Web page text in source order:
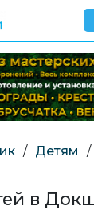
/ Детям /
в